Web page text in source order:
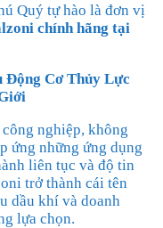
Quý tự hào là đơn vị
chính hãng tại
Động Cơ Thủy Lực
nghiệp, không
ứng những ứng dụng
liên tục và độ tin
trở thành cái tên
dầu khí và doanh
lựa chọn.